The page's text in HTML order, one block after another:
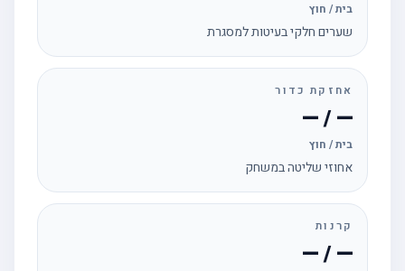
בית / חוץ
שערים חלקי בעיטות למסגרת
אחזקת כדור
— / —
בית / חוץ
אחוזי שליטה במשחק
קרנות
— / —